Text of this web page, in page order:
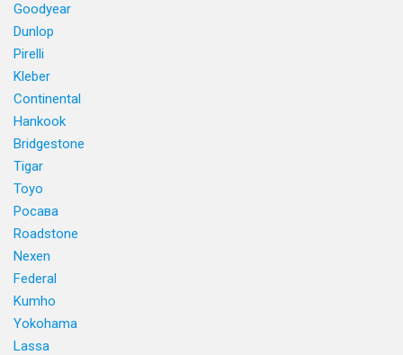
Goodyear
Dunlop
Pirelli
Kleber
Continental
Hankook
Bridgestone
Tigar
Toyo
Росава
Roadstone
Nexen
Federal
Kumho
Yokohama
Lassa